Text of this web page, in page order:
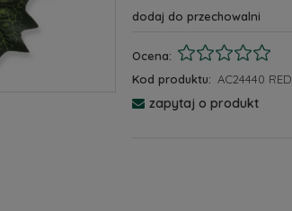
dodaj do przechowalni
Ocena:
Kod produktu: AC24440 RED
zapytaj o produkt